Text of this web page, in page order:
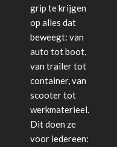
grip te krijgen
op alles dat
beweegt: van
auto tot boot,
van trailer tot
container, van
scooter tot
werkmaterieel.
Dit doen ze
voor iedereen: